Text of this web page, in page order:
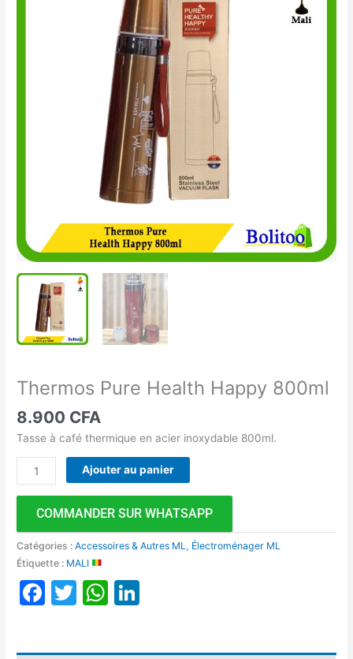
Thermos Pure Health Happy 800ml
8.900 CFA
Tasse à café thermique en acier inoxydable 800ml.
Ajouter au panier
COMMANDER SUR WHATSAPP
Catégories :Accessoires & Autres ML, Électroménager ML
Étiquette : MALI
Facebook
TwitterWhatsApp